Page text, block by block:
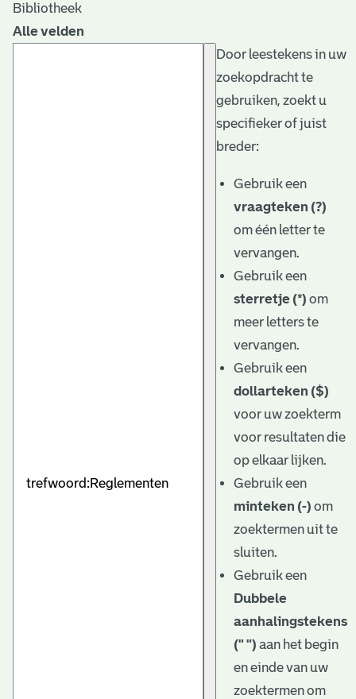
Bibliotheek
Alle velden
Door leestekens in uw
zoekopdracht te
gebruiken, zoekt u
specifieker of juist
breder:
Gebruik een
vraagteken (?)
om één letter te
vervangen.
Gebruik een
sterretje (*) om
meer letters te
vervangen.
Gebruik een
dollarteken ($)
voor uw zoekterm
voor resultaten die
op elkaar lijken.
Gebruik een
minteken (-) om
zoektermen uit te
sluiten.
Gebruik een
Dubbele
aanhalingstekens
(" ") aan het begin
en einde van uw
zoektermen om